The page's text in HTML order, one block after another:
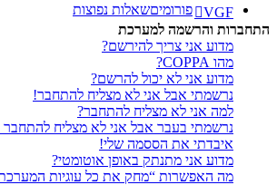
VGF פורומיםשאלות נפוצות
התחברות והרשמה למערכת
מדוע אני צריך להירשם?
מהו COPPA?
מדוע אני לא יכול להרשם?
נרשמתי אבל אני לא מצליח להתחבר!
למה אני לא מצליח להתחבר?
נרשמתי בעבר אבל אני לא מצליח להתחבר
איבדתי את הססמה שלי!
מדוע אני מתנתק באופן אוטומטי?
מה האפשרות “מחק את כל עוגיות